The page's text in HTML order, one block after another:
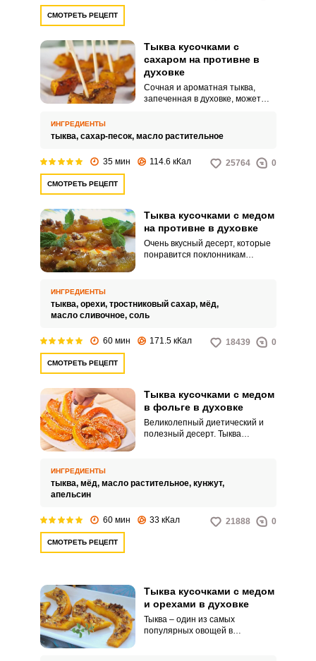
СМОТРЕТЬ РЕЦЕПТ
Тыква кусочками с
сахаром на противне в
духовке
Сочная и ароматная тыква,
запеченная в духовке, может
изысканным гарниром для
вкусна и полезна.
ИНГРЕДИЕНТЫ
тыква, сахар-песок, масло растительное
35 мин 114.6 кКал 25764 0
СМОТРЕТЬ РЕЦЕПТ
Тыква кусочками с медом
на противне в духовке
Очень вкусный десерт, которые
понравится поклонникам
ИНГРЕДИЕНТЫ
тыква, орехи, тростниковый сахар, мёд,
масло сливочное, соль
60 мин 171.5 кКал 18439 0
СМОТРЕТЬ РЕЦЕПТ
Тыква кусочками с медом
в фольге в духовке
Великолепный диетический и
полезный десерт. Тыква
ИНГРЕДИЕНТЫ
тыква, мёд, масло растительное, кунжут,
апельсин
60 мин 33 кКал 21888 0
СМОТРЕТЬ РЕЦЕПТ
Тыква кусочками с медом
и орехами в духовке
Тыква – один из самых
популярных овощей в
или